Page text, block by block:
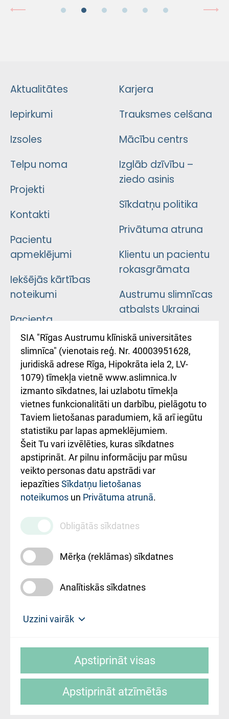
Aktualitātes
Iepirkumi
Izsoles
Telpu noma
Projekti
Kontakti
Pacientu
apmeklējumi
Iekšējās kārtības
noteikumi
Pacienta
atsauksmju/sūdzību
iesniegšanas
kārtība
Kā pie mums nokļūt
Rēķinu apmaksas
ceļvedis
Rekvizīti un
ārstniecības
iestādes kods
010000234
Maksas
pakalpojumu
cenrādis
Karjera
Trauksmes celšana
Mācību centrs
Izglāb dzīvību –
ziedo asinis
Sīkdatņu politika
Privātuma atruna
Klientu un pacientu
rokasgrāmata
Austrumu slimnīcas
atbalsts Ukrainai
Підтримка Східної
лікарні та співпраця з
Україною
Mājas lapas izstrāde:
SIA "Rīgas Austrumu klīniskā universitātes
slimnīca" (vienotais reģ. Nr. 40003951628,
juridiskā adrese Rīga, Hipokrāta iela 2, LV-
1079) tīmekļa vietnē www.aslimnica.lv
izmanto sīkdatnes, lai uzlabotu tīmekļa
vietnes funkcionalitāti un darbību, pielāgotu to
Taviem lietošanas paradumiem, kā arī iegūtu
statistiku par lapas apmeklējumiem.
Šeit Tu vari izvēlēties, kuras sīkdatnes
apstiprināt. Ar pilnu informāciju par mūsu
veikto personas datu apstrādi var
iepazītiesSīkdatņu lietošanas
noteikumos un Privātuma atrunā.
Obligātās sīkdatnes
Mērķa (reklāmas) sīkdatnes
Analītiskās sīkdatnes
Uzzini vairāk
slimnīca, turpmāk – Pārzinis, sīkdatņu
sīkdatņu izmantošanas nosacījumiem.
Apstiprināt visas
Apstiprināt atzīmētās